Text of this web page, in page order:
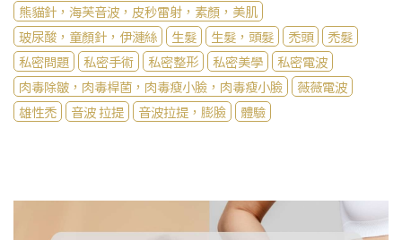
熊貓針，海芙音波，皮秒雷射，素顏，美肌
玻尿酸，童顏針，伊漣絲
生髮 生髮，頭髮 禿頭
禿髮
私密問題
私密手術 私密整形 私密美學
私密電波
肉毒除皺，肉毒桿菌，肉毒瘦小臉，肉毒瘦小臉
薇薇電波
雄性禿
音波 拉提 音波拉提，膨臉 體驗